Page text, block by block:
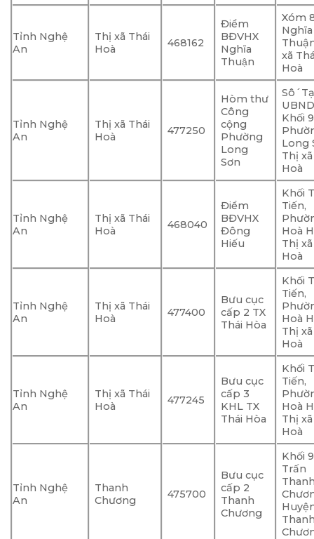
Tỉnh Nghệ
An
Thị xã Thái
Hoà
468162
Điểm
BĐVHX
Nghĩa
Thuận
Xóm
Nghĩa
xã
Hoà
Tỉnh Nghệ
An
Thị xã Thái
Hoà
477250
Hòm thư
Công
cộng
Phường
Long
Sơn
Khối
Long
Thị
Hoà
Tỉnh Nghệ
An
Thị xã Thái
Hoà
468040
Điểm
BĐVHX
Đông
Hiếu
Khối
Tiến,
Hoà
Thị
Hoà
Tỉnh Nghệ
An
Thị xã Thái
Hoà
477400
Bưu cục
cấp 2 TX
Thái Hòa
Khối
Tiến,
Hoà
Thị
Hoà
Tỉnh Nghệ
An
Thị xã Thái
Hoà
477245
Bưu cục
cấp 3
KHL TX
Thái Hòa
Khối
Tiến,
Hoà
Thị
Hoà
Tỉnh Nghệ
An
Thanh
Chương
475700
Bưu cục
cấp 2
Thanh
Chương
Khối
Trấn